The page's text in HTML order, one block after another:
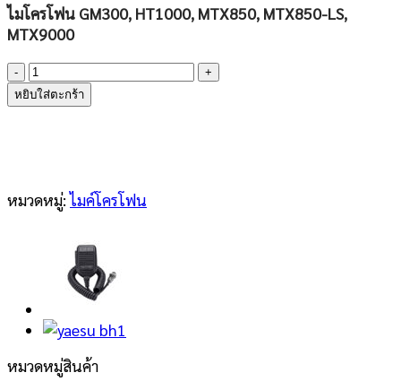
ไมโครโฟน GM300, HT1000, MTX850, MTX850-LS,
MTX9000
จำนวน
MOTOROLA
HMN1056D
หยิบใส่ตะกร้า
หมวดหมู่:ไมค์โครโฟน
หมวดหมู่สินค้า